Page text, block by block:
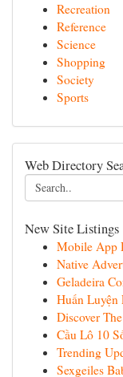
Recreation
Reference
Science
Shopping
Society
Sports
Web Directory
New Site Listings
Mobile App
Native
Geladeira
Huấn Luyện
Discover
Cầu Lô 10
Trending
Sexgeiles